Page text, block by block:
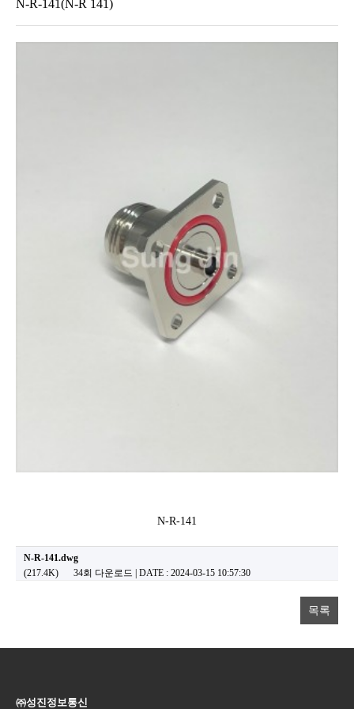
N-R-141(N-R 141)
N-R-141
N-R-141.dwg
(217.4K)
34회 다운로드 | DATE : 2024-03-15 10:57:30
목록
㈜성진정보통신